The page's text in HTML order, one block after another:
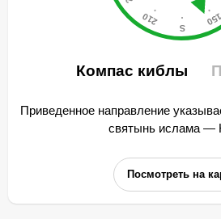
Компас киблы
Приведенное направление
святынь ислама —
Посмотреть на